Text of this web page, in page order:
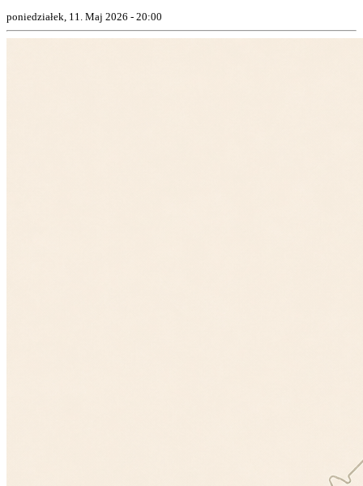
poniedziałek, 11. Maj 2026 - 20:00